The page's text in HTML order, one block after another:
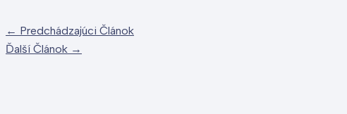
← Predchádzajúci Článok
Ďalší Článok →